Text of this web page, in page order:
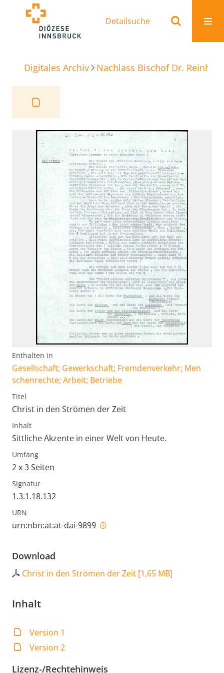
Detailsuche
Digitales Archiv Nachlass Bischof Dr.
Enthalten in
Gesellschaft; Gewerkschaft; Fremdenverkehr; Men
schenrechte; Arbeit; Betriebe
Titel
Christ in den Strömen der Zeit
Inhalt
Sittliche Akzente in einer Welt von Heute.
Umfang
2 x 3 Seiten
Signatur
1.3.1.18.132
URN
urn:nbn:at:at-dai-9899
Download
Christ in den Strömen der Zeit [1,65 MB]
Inhalt
Version 1
Version 2
Lizenz-/Rechtehinweis